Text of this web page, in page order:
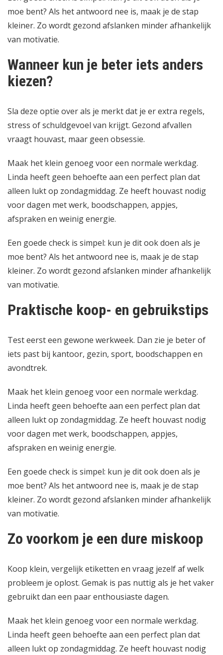
moe bent? Als het antwoord nee is, maak je de stap
kleiner. Zo wordt gezond afslanken minder afhankelijk
van motivatie.
Wanneer kun je beter iets anders
kiezen?
Sla deze optie over als je merkt dat je er extra regels,
stress of schuldgevoel van krijgt. Gezond afvallen
vraagt houvast, maar geen obsessie.
Maak het klein genoeg voor een normale werkdag.
Linda heeft geen behoefte aan een perfect plan dat
alleen lukt op zondagmiddag. Ze heeft houvast nodig
voor dagen met werk, boodschappen, appjes,
afspraken en weinig energie.
Een goede check is simpel: kun je dit ook doen als je
moe bent? Als het antwoord nee is, maak je de stap
kleiner. Zo wordt gezond afslanken minder afhankelijk
van motivatie.
Praktische koop- en gebruikstips
Test eerst een gewone werkweek. Dan zie je beter of
iets past bij kantoor, gezin, sport, boodschappen en
avondtrek.
Maak het klein genoeg voor een normale werkdag.
Linda heeft geen behoefte aan een perfect plan dat
alleen lukt op zondagmiddag. Ze heeft houvast nodig
voor dagen met werk, boodschappen, appjes,
afspraken en weinig energie.
Een goede check is simpel: kun je dit ook doen als je
moe bent? Als het antwoord nee is, maak je de stap
kleiner. Zo wordt gezond afslanken minder afhankelijk
van motivatie.
Zo voorkom je een dure miskoop
Koop klein, vergelijk etiketten en vraag jezelf af welk
probleem je oplost. Gemak is pas nuttig als je het vaker
gebruikt dan een paar enthousiaste dagen.
Maak het klein genoeg voor een normale werkdag.
Linda heeft geen behoefte aan een perfect plan dat
alleen lukt op zondagmiddag. Ze heeft houvast nodig